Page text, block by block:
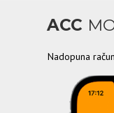
ACC
Nadopuna